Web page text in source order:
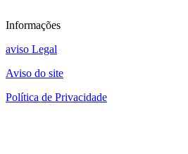
Informações
aviso Legal
Aviso do site
Política de Privacidade